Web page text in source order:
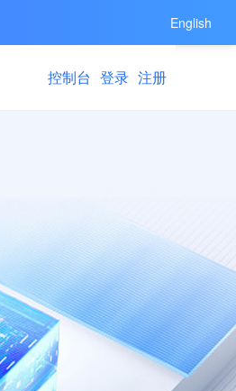
English
控制台 登录 注册
源纳管与商业运营服务，
广到持续运维运营的一站
务
源纳管与商业运营服务，
广到持续运维运营的一站
务